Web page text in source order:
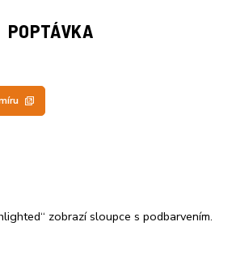
POPTÁVKA
zobrazí sloupce s podbarvením.